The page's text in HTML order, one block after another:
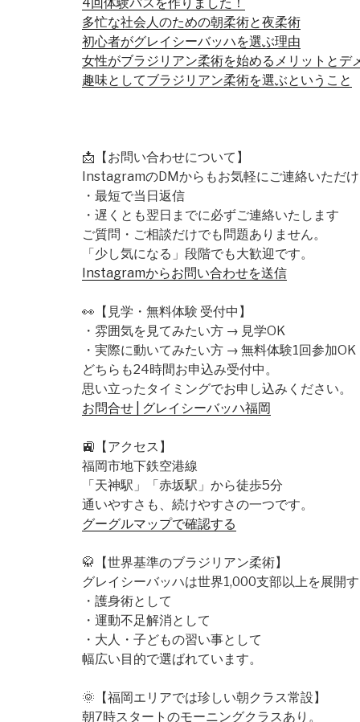
多忙な社会人のための朝柔術と夜柔術
初心者がグレイシーバッハを選ぶ理由
女性がブラジリアン柔術を始めるメリットとデ
趣味としてブラジリアン柔術を選ぶということ
📩【お問い合わせについて】
InstagramのDMからもお気軽にご連絡いただけ
・最短で当日返信
・遅くとも翌日までに必ずご連絡いたします
ご質問・ご相談だけでも問題ありません。
「少し気になる」段階でも大歓迎です。
Instagramからお問い合わせを送信
👀【見学・無料体験 受付中】
・雰囲気を見てみたい方 → 見学OK
・実際に動いてみたい方 → 無料体験1回参加OK
どちらも24時間お申込み受付中。
思い立ったタイミングでお申し込みください。
お問合せ | グレイシーバッハ福岡
🚉【アクセス】
福岡市地下鉄空港線
「天神駅」「赤坂駅」から徒歩5分
通いやすさも、続けやすさの一つです。
グーグルマップで確認する
🥋【世界基準のブラジリアン柔術】
グレイシーバッハは世界1,000支部以上を展開す
・護身術として
・運動不足解消として
・大人・子どもの習い事として
幅広い目的で選ばれています。
🌞【福岡エリアでは珍しい朝クラス常設】
朝7時スタートのモーニングクラスあり。